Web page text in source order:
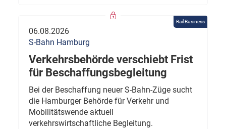
Rail Business
06.08.2026
S-Bahn Hamburg
Verkehrsbehörde verschiebt Frist
für Beschaffungsbegleitung
Bei der Beschaffung neuer S-Bahn-Züge sucht
die Hamburger Behörde für Verkehr und
Mobilitätswende aktuell
verkehrswirtschaftliche Begleitung.